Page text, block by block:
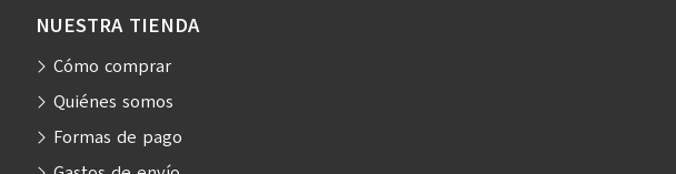
NUESTRA TIENDA
Cómo comprar
Quiénes somos
Formas de pago